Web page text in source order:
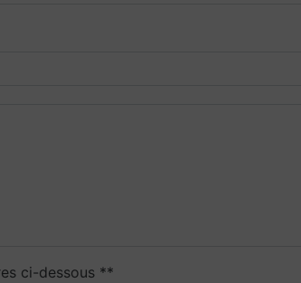
ci-dessous **